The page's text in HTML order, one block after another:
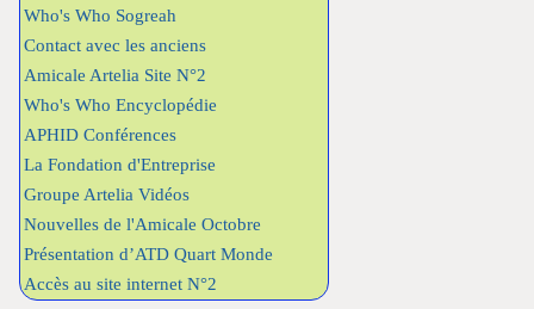
Who's Who Sogreah
Contact avec les anciens
Amicale Artelia Site N°2
Who's Who Encyclopédie
APHID Conférences
La Fondation d'Entreprise
Groupe Artelia Vidéos
Nouvelles de l'Amicale Octobre
Présentation d’ATD Quart Monde
Accès au site internet N°2